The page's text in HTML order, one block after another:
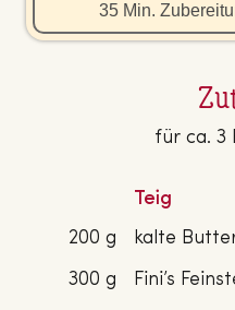
35 Min.
für ca. 3
Teig
200 g
kalte
300 g
Fini’s